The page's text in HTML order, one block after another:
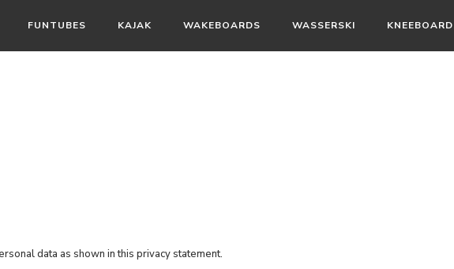
FUNTUBES KAJAK WAKEBOARDS WASSERSKI
data as shown in this privacy statement.